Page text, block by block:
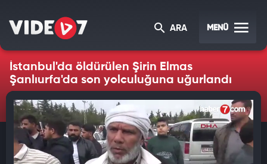
ARA MENÜ
İstanbul'da öldürülen Şirin Elmas
Şanlıurfa'da son yolculuğuna uğurlandı